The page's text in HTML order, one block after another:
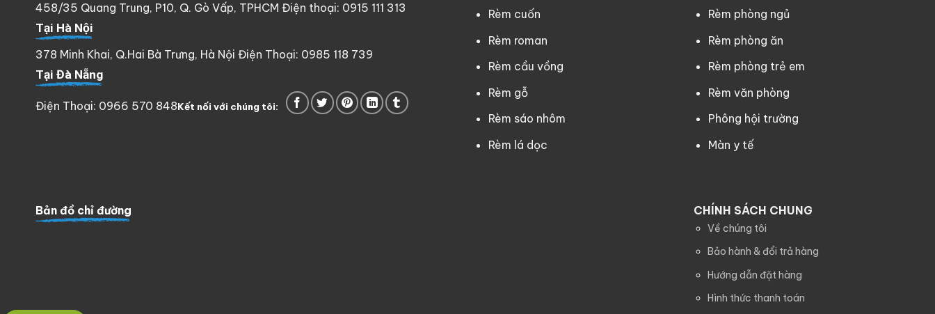
458/35 Quang Trung, P10, Q. Gò Vấp, TPHCM Điện thoại: 0915 111 313
Tại Hà Nội
378 Minh Khai, Q.Hai Bà Trưng, Hà Nội Điện Thoại: 0985 118 739
Tại Đà Nẵng
Điện Thoại: 0966 570 848Kết nối với chúng tôi:
Rèm cuốn
Rèm roman
Rèm cầu vồng
Rèm gỗ
Rèm sáo nhôm
Rèm lá dọc
Rèm phòng ngủ
Rèm phòng ăn
Rèm phòng trẻ em
Rèm văn phòng
Phông hội trường
Màn y tế
Bản đồ chỉ đường CHÍNH SÁCH CHUNG
Về chúng tôi
Bảo hành & đổi trả hàng
Hướng dẫn đặt hàng
Hình thức thanh toán